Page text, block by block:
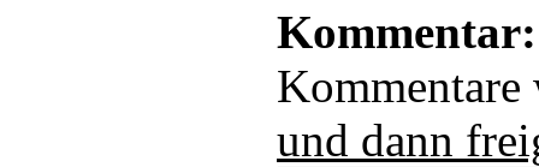
Kommentar:
und dann